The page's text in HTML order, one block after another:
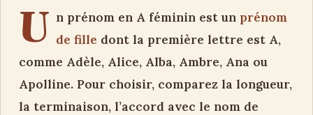
U n prénom en A féminin est un prénom
de fille dont la première lettre est A,
comme Adèle, Alice, Alba, Ambre, Ana ou
Apolline. Pour choisir, comparez la longueur,
la terminaison, l’accord avec le nom de